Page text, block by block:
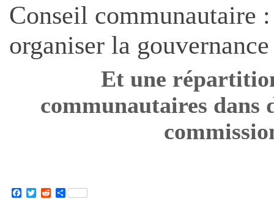
Conseil communautaire
organiser la gouvernance
Et une
communautaires dans
Facebook
TwitterRedditPartager